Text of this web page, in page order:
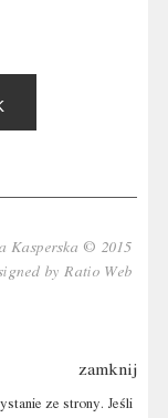
Kasperska © 2015
by Ratio Web
ze strony. Jeśli
zamknij